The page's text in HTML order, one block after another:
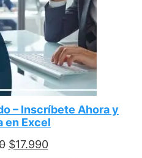
– Inscríbete Ahora y
en Excel
$17.990